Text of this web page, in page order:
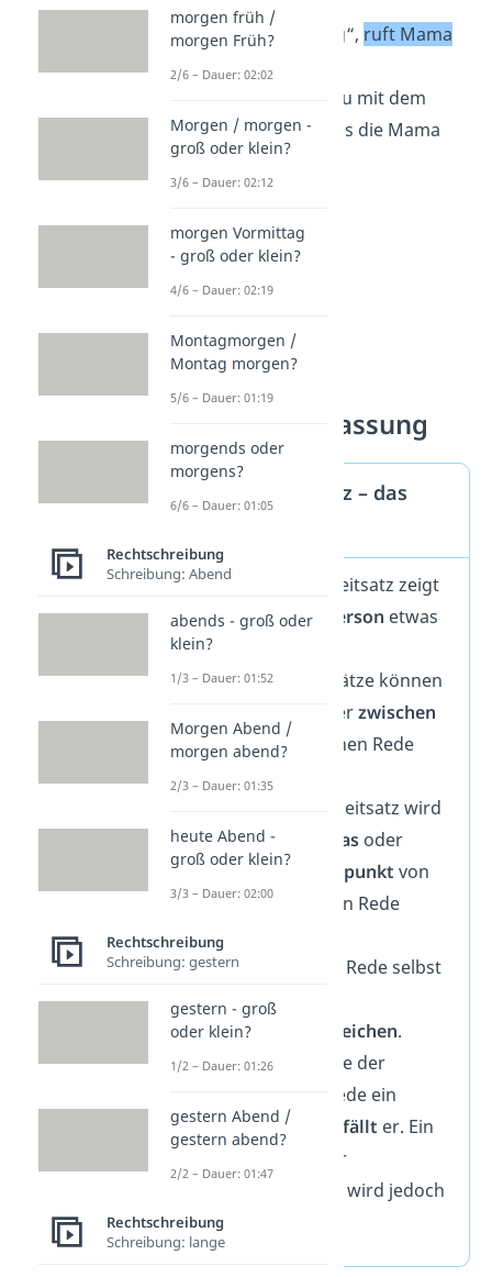
„Essen ist fertig“, ruft Mama
genervt
→ Hier zeigst du mit dem
Begleitsatz, dass die Mama
genervtist.
Zusammenfassung
Redebegleitsatz – das
Ein Redebegleitsatz zeigt
an,welche Person etwas
Redebegleitsätze können
oderzwischen
einer wörtlichen Rede
stehen.
Der Redebegleitsatz wird
durch
Kommas oder
einenDoppelpunkt von
der wörtlichen Rede
Die wörtliche Rede selbst
steht in
Anführungszeichen.
Steht am Ende der
wörtlichen Rede ein
Punkt, so
entfällt er. Ein
Ausrufe- oder
Fragezeichen wird jedoch
morgen früh /
morgen Früh?
2/6 – Dauer: 02:02
Morgen / morgen -
groß oder klein?
3/6 – Dauer: 02:12
morgen Vormittag
- groß oder klein?
4/6 – Dauer: 02:19
Montagmorgen /
Montag morgen?
5/6 – Dauer: 01:19
morgends oder
morgens?
6/6 – Dauer: 01:05
Rechtschreibung
Schreibung: Abend
abends - groß oder
klein?
1/3 – Dauer: 01:52
Morgen Abend /
morgen abend?
2/3 – Dauer: 01:35
heute Abend -
groß oder klein?
3/3 – Dauer: 02:00
Rechtschreibung
Schreibung: gestern
gestern - groß
oder klein?
1/2 – Dauer: 01:26
gestern Abend /
gestern abend?
2/2 – Dauer: 01:47
Rechtschreibung
Schreibung: lange